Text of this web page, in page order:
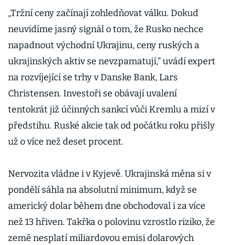
„Tržní ceny začínají zohledňovat válku. Dokud
neuvidíme jasný signál o tom, že Rusko nechce
napadnout východní Ukrajinu, ceny ruských a
ukrajinských aktiv se nevzpamatují,“ uvádí expert
na rozvíjející se trhy v Danske Bank, Lars
Christensen. Investoři se obávají uvalení
tentokrát již účinných sankcí vůči Kremlu a mizí v
předstihu. Ruské akcie tak od počátku roku přišly
už o více než deset procent.
Nervozita vládne i v Kyjevě. Ukrajinská měna si v
pondělí sáhla na absolutní minimum, když se
americký dolar během dne obchodoval i za více
než 13 hřiven. Takřka o polovinu vzrostlo riziko, že
země nesplatí miliardovou emisi dolarových